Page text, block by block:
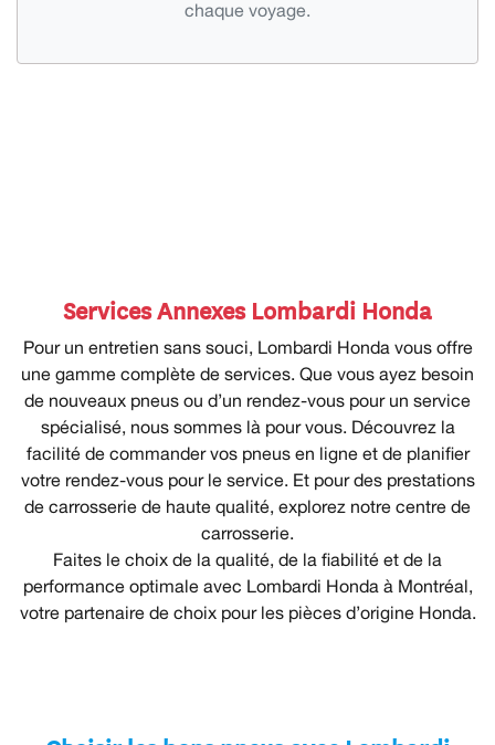
chaque voyage.
Services Annexes Lombardi Honda
Pour un entretien sans souci, Lombardi Honda vous offre
une gamme complète de services. Que vous ayez besoin
de nouveaux pneus ou d’un rendez-vous pour un service
spécialisé, nous sommes là pour vous. Découvrez la
facilité de commander vos pneus en ligne et de planifier
votre rendez-vous pour le service. Et pour des prestations
de carrosserie de haute qualité, explorez notre centre de
carrosserie.
Faites le choix de la qualité, de la fiabilité et de la
performance optimale avec Lombardi Honda à Montréal,
votre partenaire de choix pour les pièces d’origine Honda.